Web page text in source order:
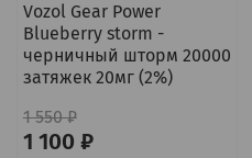
Vozol Gear Power
Blueberry storm -
черничный шторм 20000
затяжек 20мг (2%)
1 550 ₽
1 100 ₽